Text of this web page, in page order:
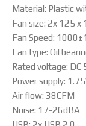
Material: Plastic
Fan size: 2x 125 x
Fan Speed:
Fan type: Oil
Rated voltage: DC
Power supply:
Air flow: 38CFM
Noise: 17-26dBA